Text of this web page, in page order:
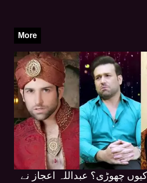
More
چھوڑی؟ عبداللہ اعجاز نے